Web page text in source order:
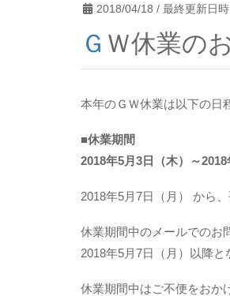
2018/04/18 / 最終更新日
ＧＷ休業の
本年のＧＷ休業は以下の日
■休業期間
2018年5月3日（木）～2018
2018年5月7日（月） から
休業期間中のメールでのお
2018年5月7日（月）以降と
休業期間中はご不便をおか